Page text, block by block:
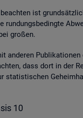
ist
run­dungs­be­ding­te
gro­ßen.
an­de­ren
dass dort in der
sta­tis­ti­schen
10